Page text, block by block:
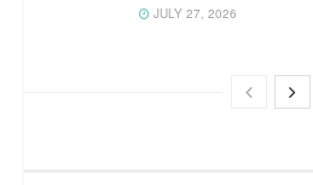
JULY 27, 2026